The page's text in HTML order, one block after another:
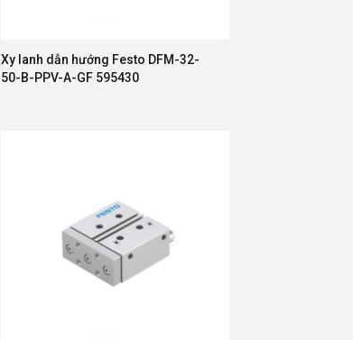
Xy lanh dẫn hướng Festo DFM-32-
50-B-PPV-A-GF 595430